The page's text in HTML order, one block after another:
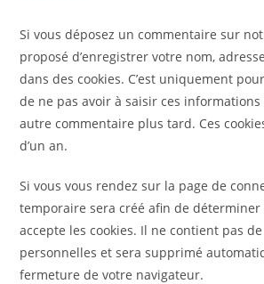
Si vous déposez un commentaire sur
proposé d’enregistrer votre nom,
dans des cookies. C’est uniquement
de ne pas avoir à saisir ces
autre commentaire plus tard. Ces
d’un an.
Si vous vous rendez sur la page de
temporaire sera créé afin de
accepte les cookies. Il ne contient pas
personnelles et sera supprimé
fermeture de votre navigateur.